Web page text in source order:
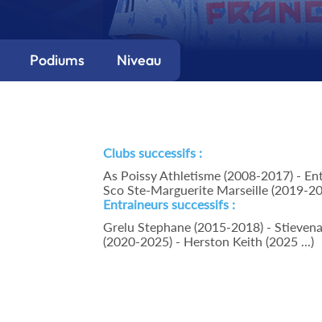
Podiums Niveau
Clubs successifs :
As Poissy Athletisme (2008-2017) -
Sco Ste-Marguerite Marseille (2019-
Entraineurs successifs :
Grelu Stephane (2015-2018) -
(2020-2025) - Herston Keith (2025 ...)